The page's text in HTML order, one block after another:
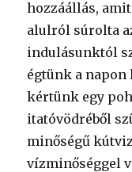
hozzáállás,
alulról súrolta
indulásunktól
égtünk a
kértünk egy
itatóvödréből
minőségű
vízminőséggel